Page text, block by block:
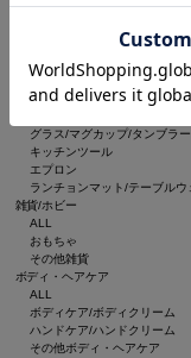
ルームフレグランス/お香
収納グッズ
食器/キッチン
ALL
グラス/マグカップ/タンブラー
キッチンツール
エプロン
ランチョンマット/テーブルウ
雑貨/ホビー
ALL
おもちゃ
その他雑貨
ボディ・ヘアケア
ALL
ボディケア/ボディクリーム
ハンドケア/ハンドクリーム
その他ボディ・ヘアケア